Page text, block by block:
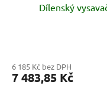
Dílenský
6 185 Kč bez DPH
7 483,85 Kč